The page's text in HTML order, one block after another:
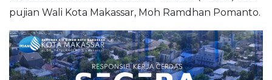
pujian Wali Kota Makassar, Moh Ramdhan Pomanto.